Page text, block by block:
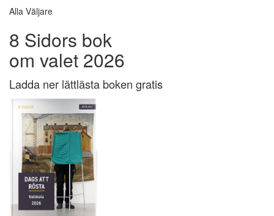
Alla Väljare
8 Sidors bok
om valet 2026
Ladda ner lättlästa boken gratis